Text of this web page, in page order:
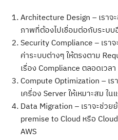
Architecture Design – เรา
ภาพที่ต้องไปเชื่อมต่อกับระบ
Security Compliance – เรา
ค่าระบบต่างๆ ให้ตรงตาม
เรื่อง Compliance ตลอดเวลา
Compute Optimization – เร
เครื่อง Server ให้เหมาะสม ใ
Data Migration – เราจะช่ว
premise to Cloud หรือ
AWS